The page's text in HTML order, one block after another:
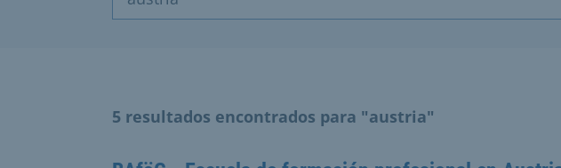
5 resultados encontrados para "austria"